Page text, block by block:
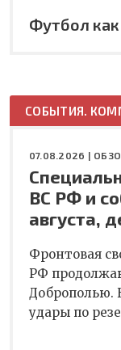
Футбол
СОБЫТИЯ.
07.08.2026 |
ВС РФ и
августа,
Фронтовая
РФ
Доброполью.
удары по